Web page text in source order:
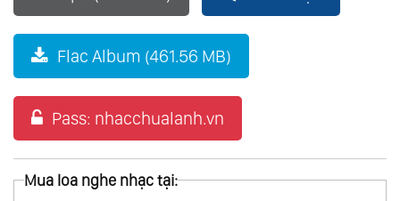
Flac Album (461.56 MB)
Pass: nhacchualanh.vn
Mua loa nghe nhạc tại: